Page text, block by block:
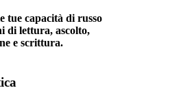
tue capacità di russo
di lettura, ascolto,
e scrittura.